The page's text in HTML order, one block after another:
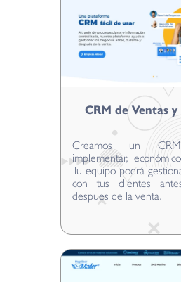
CRM de Ventas y
Creamos un
implementar,
Tu equipo podrá
con tus clientes
despues de la venta.